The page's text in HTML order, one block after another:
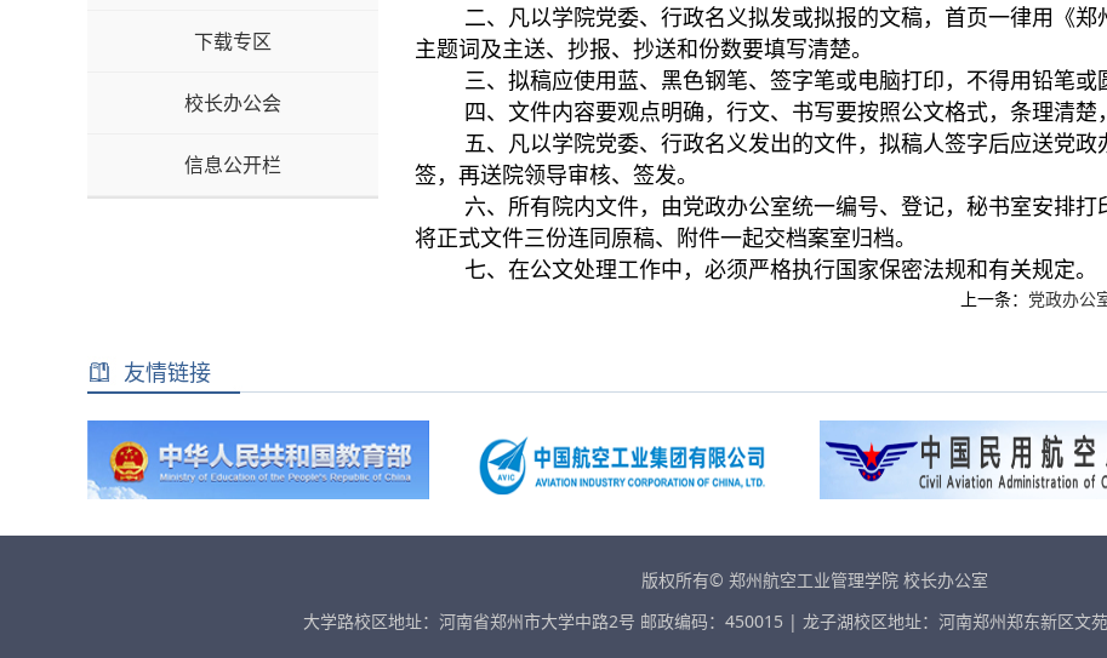
下载专区
校长办公会
信息公开栏
二、凡以学院党委、行政名义拟发或拟报的文稿，首页一律用《郑
主题词及主送、抄报、抄送和份数要填写清楚。
三、拟稿应使用蓝、黑色钢笔、签字笔或电脑打印，不得用铅笔或
四、文件内容要观点明确，行文、书写要按照公文格式，条理清楚
五、凡以学院党委、行政名义发出的文件，拟稿人签字后应送党政
签，再送院领导审核、签发。
六、所有院内文件，由党政办公室统一编号、登记，秘书室安排打
将正式文件三份连同原稿、附件一起交档案室归档。
七、在公文处理工作中，必须严格执行国家保密法规和有关规定。
上一条： 党政办公
友情链接
版权所有© 郑州航空工业管理学院 校长办公室
大学路校区地址：河南省郑州市大学中路2号 邮政编码：450015 | 龙子湖校区地址：河南郑州郑东新区文